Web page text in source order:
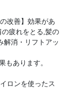
改善】効果があ
の疲れをとる,髪の
解消・リフトアッ
もあります。
ロンを使ったス